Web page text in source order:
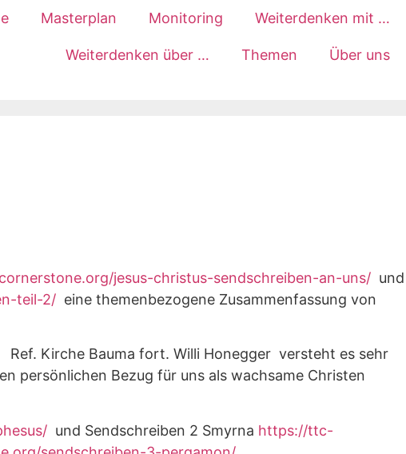
Masterplan Monitoring Weiterdenken mit …
Weiterdenken über … Themen Über uns
jesus-christus-sendschreiben-an-uns/ und
teil-2/ eine themenbezogene Zusammenfassung von
Kirche Bauma fort. Willi Honegger versteht es sehr
persönlichen Bezug für uns als wachsame Christen
und Sendschreiben 2 Smyrna https://ttc-